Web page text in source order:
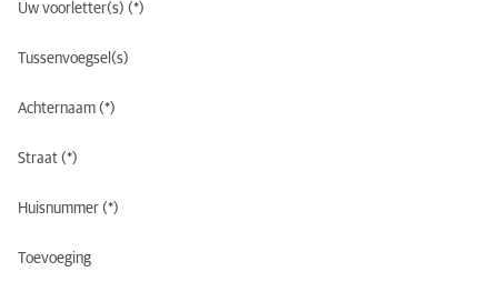
Uw voorletter(s)
Tussenvoegsel(s)
Achternaam
Straat
Huisnummer
Toevoeging